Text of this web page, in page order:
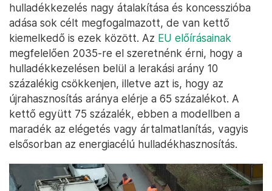
hulladékkezelés nagy átalakítása és koncesszióba
adása sok célt megfogalmazott, de van kettő
kiemelkedő is ezek között. Az EU előírásainak
megfelelően 2035-re el szeretnénk érni, hogy a
hulladékkezelésen belül a lerakási arány 10
százalékig csökkenjen, illetve azt is, hogy az
újrahasznosítás aránya elérje a 65 százalékot. A
kettő együtt 75 százalék, ebben a modellben a
maradék az elégetés vagy ártalmatlanítás, vagyis
elsősorban az energiacélú hulladékhasznosítás.